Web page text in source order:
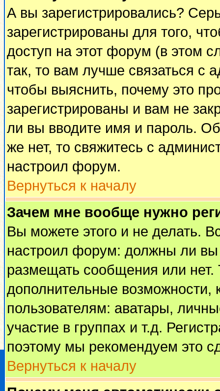
А вы зарегистрировались?
зарегистрированы для того,
доступ на этот форум (в этом
так, то вам лучше связаться с
чтобы выяснить, почему это
зарегистрированы и вам не
ли вы вводите имя и пароль.
же нет, то свяжитесь с
настроил форум.
Вернуться к началу
Зачем мне вообще нужно
Вы можете этого и не делать.
настроил форум: должны ли вы
размещать сообщения или
дополнительные
пользователям: аватары,
участие в группах и т.д.
поэтому мы рекомендуем это
Вернуться к началу